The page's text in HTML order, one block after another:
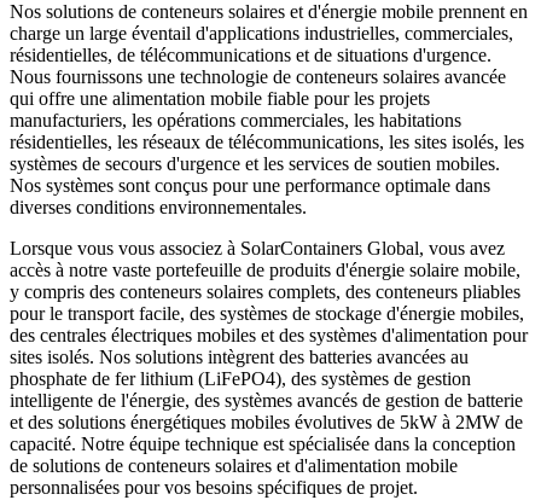
Nos solutions de conteneurs solaires et d'énergie mobile prennent en
charge un large éventail d'applications industrielles, commerciales,
résidentielles, de télécommunications et de situations d'urgence.
Nous fournissons une technologie de conteneurs solaires avancée
qui offre une alimentation mobile fiable pour les projets
manufacturiers, les opérations commerciales, les habitations
résidentielles, les réseaux de télécommunications, les sites isolés, les
systèmes de secours d'urgence et les services de soutien mobiles.
Nos systèmes sont conçus pour une performance optimale dans
diverses conditions environnementales.
Lorsque vous vous associez à SolarContainers Global, vous avez
accès à notre vaste portefeuille de produits d'énergie solaire mobile,
y compris des conteneurs solaires complets, des conteneurs pliables
pour le transport facile, des systèmes de stockage d'énergie mobiles,
des centrales électriques mobiles et des systèmes d'alimentation pour
sites isolés. Nos solutions intègrent des batteries avancées au
phosphate de fer lithium (LiFePO4), des systèmes de gestion
intelligente de l'énergie, des systèmes avancés de gestion de batterie
et des solutions énergétiques mobiles évolutives de 5kW à 2MW de
capacité. Notre équipe technique est spécialisée dans la conception
de solutions de conteneurs solaires et d'alimentation mobile
personnalisées pour vos besoins spécifiques de projet.